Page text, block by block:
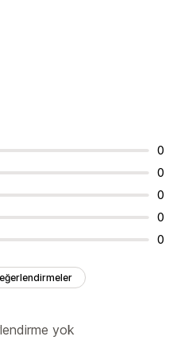
0
0
0
0
0
yok